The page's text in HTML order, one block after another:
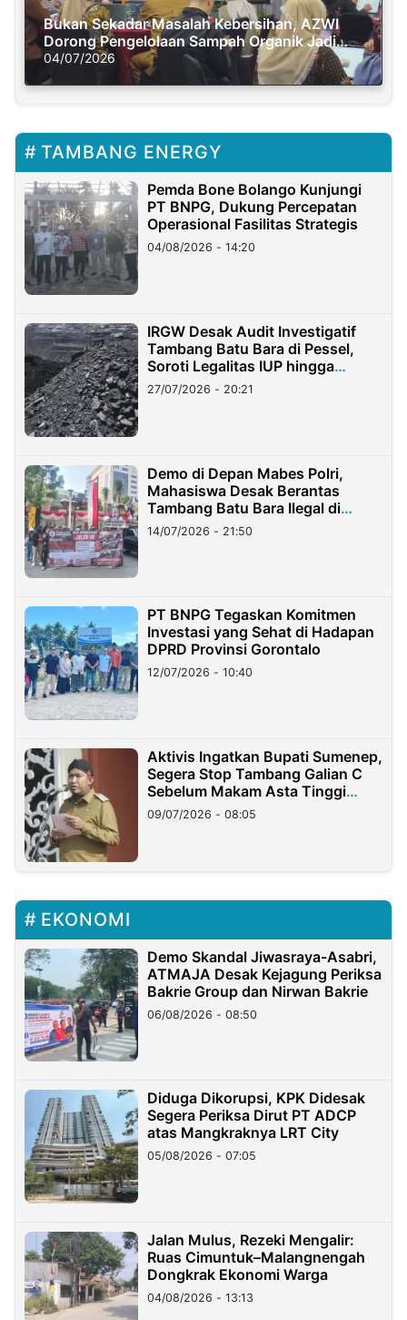
Bukan Sekadar Masalah Kebersihan, AZWI
Dorong Pengelolaan Sampah Organik Jadi
Solusi Krisis Iklim
04/07/2026
TAMBANG ENERGY
Pemda Bone Bolango Kunjungi
PT BNPG, Dukung Percepatan
Operasional Fasilitas Strategis
04/08/2026 - 14:20
IRGW Desak Audit Investigatif
Tambang Batu Bara di Pessel,
Soroti Legalitas IUP hingga
Stockpile
27/07/2026 - 20:21
Demo di Depan Mabes Polri,
Mahasiswa Desak Berantas
Tambang Batu Bara Ilegal di
Lampung
14/07/2026 - 21:50
PT BNPG Tegaskan Komitmen
Investasi yang Sehat di Hadapan
DPRD Provinsi Gorontalo
12/07/2026 - 10:40
Aktivis Ingatkan Bupati Sumenep,
Segera Stop Tambang Galian C
Sebelum Makam Asta Tinggi
Longsor
09/07/2026 - 08:05
EKONOMI
Demo Skandal Jiwasraya-Asabri,
ATMAJA Desak Kejagung Periksa
Bakrie Group dan Nirwan Bakrie
06/08/2026 - 08:50
Diduga Dikorupsi, KPK Didesak
Segera Periksa Dirut PT ADCP
atas Mangkraknya LRT City
05/08/2026 - 07:05
Jalan Mulus, Rezeki Mengalir:
Ruas Cimuntuk–Malangnengah
Dongkrak Ekonomi Warga
04/08/2026 - 13:13